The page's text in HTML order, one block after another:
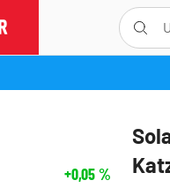
+0,05%